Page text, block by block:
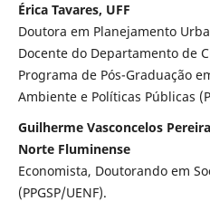
Érica Tavares, UFF
Doutora em Planejamento
Docente do Departamento de
Programa de Pós-Graduação
Ambiente e Políticas Públicas
Guilherme Vasconcelos
Norte Fluminense
Economista, Doutorando em
(PPGSP/UENF).